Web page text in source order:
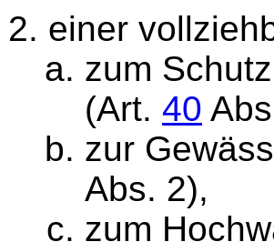
einer
zum
(Art. 40
zur
Abs. 2),
zum